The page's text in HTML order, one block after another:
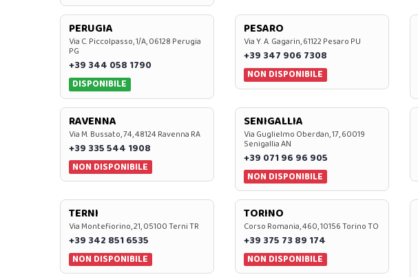
PERUGIA
Via C. Piccolpasso, 1/A, 06128 Perugia
PG
+39 344 058 1790
DISPONIBILE
PESARO
Via Y. A. Gagarin, 61122 Pesaro PU
+39 347 906 7308
NON DISPONIBILE
RAVENNA
Via M. Bussato, 74, 48124 Ravenna RA
+39 335 544 1908
NON DISPONIBILE
SENIGALLIA
Via Guglielmo Oberdan, 17, 60019
Senigallia AN
+39 071 96 96 905
NON DISPONIBILE
TERNI
Via Montefiorino, 21, 05100 Terni TR
+39 342 851 6535
NON DISPONIBILE
TORINO
Corso Romania, 460, 10156 Torino TO
+39 375 73 89 174
NON DISPONIBILE